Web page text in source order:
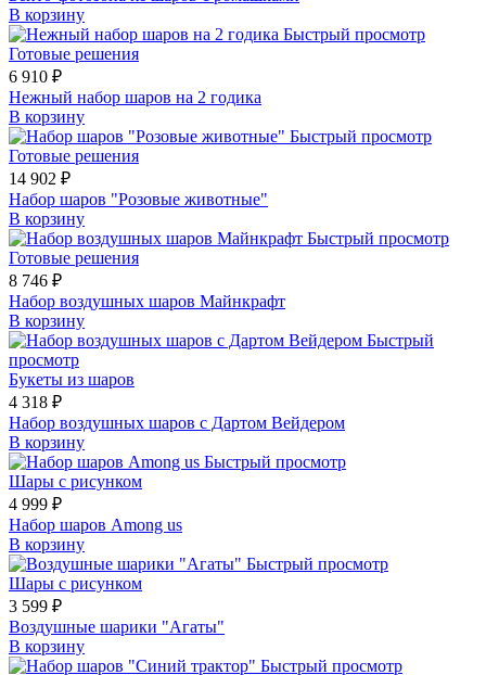
В корзину
Быстрый просмотр
Готовые решения
6 910 ₽
Нежный набор шаров на 2 годика
В корзину
Быстрый просмотр
Готовые решения
14 902 ₽
Набор шаров "Розовые животные"
В корзину
Быстрый просмотр
Готовые решения
8 746 ₽
Набор воздушных шаров Майнкрафт
В корзину
Быстрый
просмотр
Букеты из шаров
4 318 ₽
Набор воздушных шаров с Дартом Вейдером
В корзину
Быстрый просмотр
Шары с рисунком
4 999 ₽
Набор шаров Among us
В корзину
Быстрый просмотр
Шары с рисунком
3 599 ₽
Воздушные шарики "Агаты"
В корзину
Быстрый просмотр